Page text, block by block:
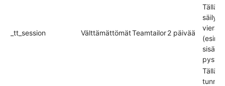
_tt_session VälttämättömätTeamtailor2 päivää
Tällä
(esim.
Tällä